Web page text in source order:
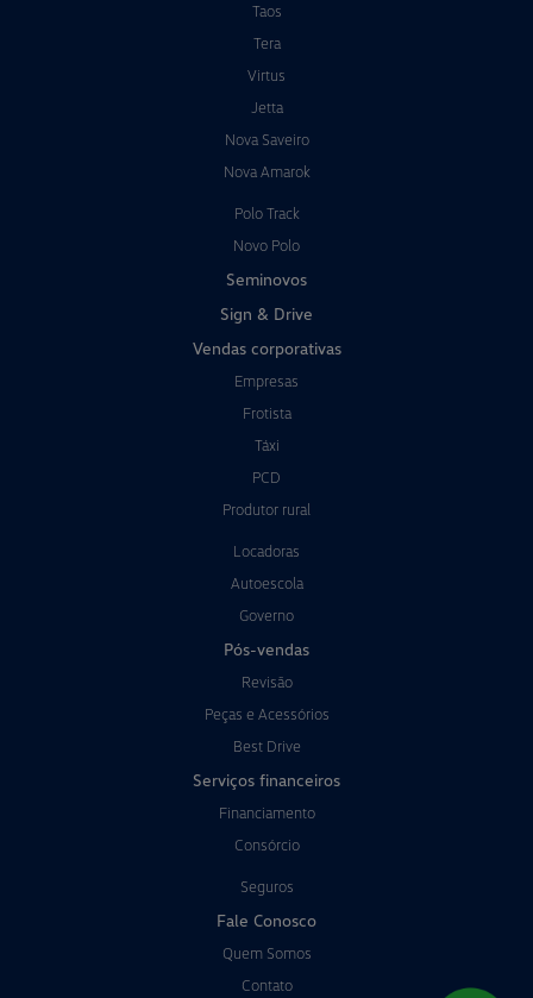
Taos
Tera
Virtus
Jetta
Nova Saveiro
Nova Amarok
Polo Track
Novo Polo
Seminovos
Sign & Drive
Vendas corporativas
Empresas
Frotista
Táxi
PCD
Produtor rural
Locadoras
Autoescola
Governo
Pós-vendas
Revisão
Peças e Acessórios
Best Drive
Serviços financeiros
Financiamento
Consórcio
Seguros
Fale Conosco
Quem Somos
Contato